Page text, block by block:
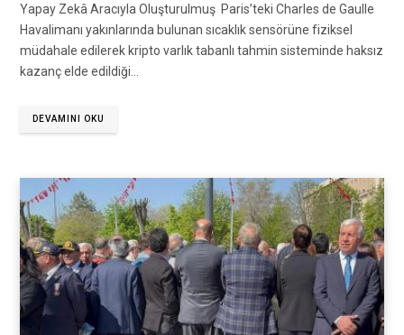
Yapay Zekâ Aracıyla Oluşturulmuş Paris’teki Charles de Gaulle
Havalimanı yakınlarında bulunan sıcaklık sensörüne fiziksel
müdahale edilerek kripto varlık tabanlı tahmin sisteminde haksız
kazanç elde edildiği…
DEVAMINI OKU